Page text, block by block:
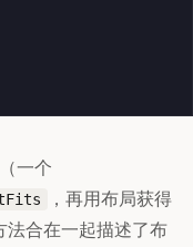
一个
，再用布局获得
法合在一起描述了布